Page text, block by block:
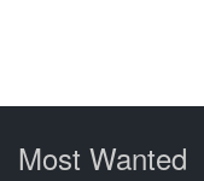
Most Wanted